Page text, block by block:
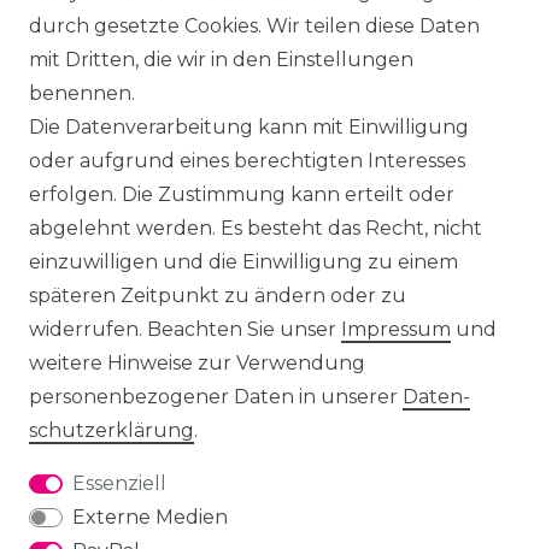
durch gesetzte Cookies. Wir teilen diese Daten
mit Dritten, die wir in den Einstellungen
benennen.
Die Datenverarbeitung kann mit Einwilligung
oder aufgrund eines berechtigten Interesses
erfolgen. Die Zustimmung kann erteilt oder
abgelehnt werden. Es besteht das Recht, nicht
einzuwilligen und die Einwilligung zu einem
späteren Zeitpunkt zu ändern oder zu
widerrufen. Beachten Sie unser Impressum und
weitere Hinweise zur Verwendung
personenbezogener Daten in unserer Daten­
schutz­erklärung.
Essenziell
Externe Medien